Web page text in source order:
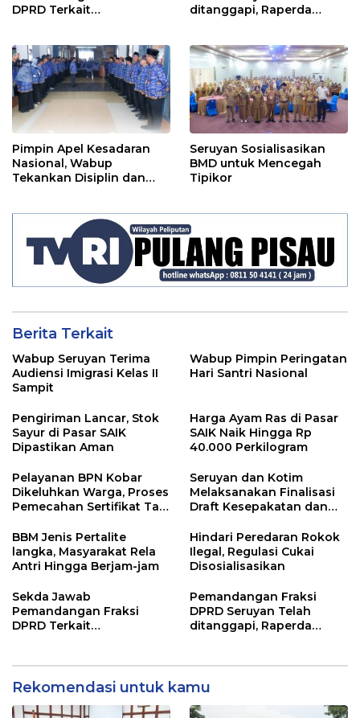
DPRD Terkait
2024
ditanggapi, Raperda
Pimpin Apel Kesadaran
Nasional, Wabup
Tekankan Disiplin dan
Seruyan Sosialisasikan
BMD untuk Mencegah
Tipikor
Berita Terkait
Wabup Seruyan Terima
Audiensi Imigrasi Kelas II
Sampit
Wabup Pimpin Peringatan
Hari Santri Nasional
Pengiriman Lancar, Stok
Sayur di Pasar SAIK
Dipastikan Aman
Harga Ayam Ras di Pasar
SAIK Naik Hingga Rp
40.000 Perkilogram
Pelayanan BPN Kobar
Dikeluhkan Warga, Proses
Pemecahan Sertifikat Tak
Seruyan dan Kotim
Melaksanakan Finalisasi
Draft Kesepakatan dan
BBM Jenis Pertalite
langka, Masyarakat Rela
Antri Hingga Berjam-jam
Hindari Peredaran Rokok
Ilegal, Regulasi Cukai
Disosialisasikan
Sekda Jawab
Pemandangan Fraksi
DPRD Terkait
2024
Pemandangan Fraksi
DPRD Seruyan Telah
ditanggapi, Raperda
Rekomendasi untuk kamu